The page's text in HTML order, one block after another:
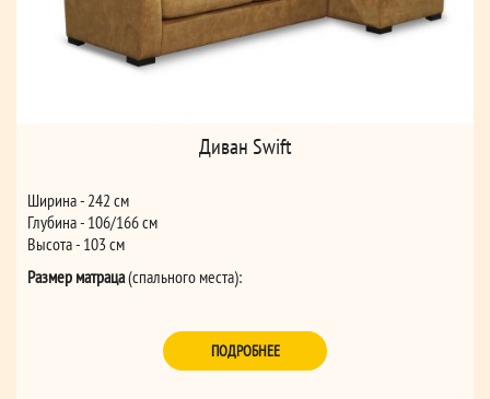
Диван Swift
Ширина - 242 см
Глубина - 106/166 см
Высота - 103 см
Размер матраца(спального места):
для дивана 2-местного MAXI (140*195*14)
для дивана 2-местного (120*195*14)
для кресла (70*195*14)
ПОДРОБНЕЕ